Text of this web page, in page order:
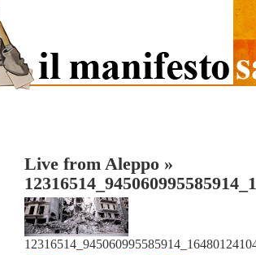
Live from Aleppo »